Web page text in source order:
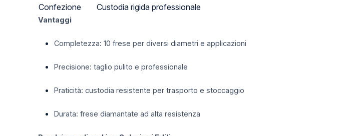
Confezione
Custodia rigida professionale
Vantaggi
Completezza: 10 frese per diversi diametri e applicazioni
Precisione: taglio pulito e professionale
Praticità: custodia resistente per trasporto e stoccaggio
Durata: frese diamantate ad alta resistenza